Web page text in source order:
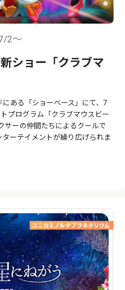
2～
ショー「クラブマ
ある「ショーベース」にて、7
プログラム「クラブマウスビー
サーの仲間たちによるクールで
ーテイメントが繰り広げられま